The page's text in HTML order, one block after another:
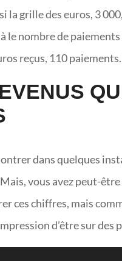
la grille des euros, 3
le nombre de
reçus, 110
dans quelques
vous avez peut-
ces chiffres, mais
d’être sur